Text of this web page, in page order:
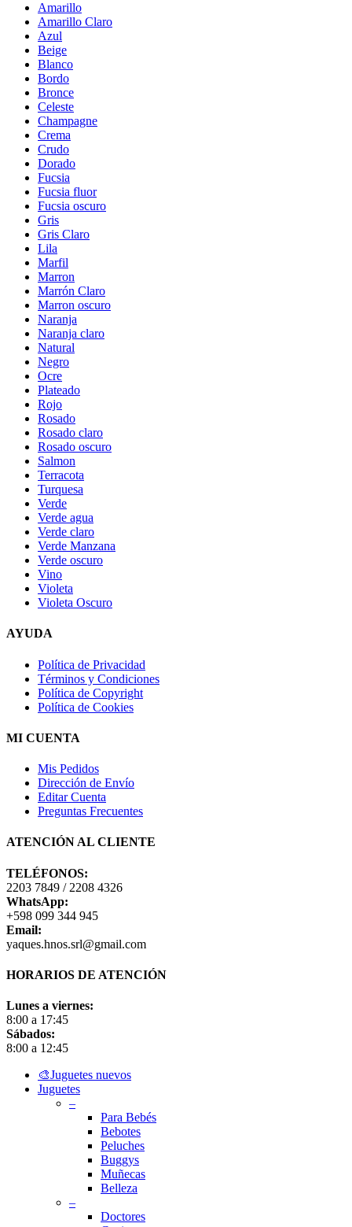
Amarillo
Amarillo Claro
Azul
Beige
Blanco
Bordo
Bronce
Celeste
Champagne
Crema
Crudo
Dorado
Fucsia
Fucsia fluor
Fucsia oscuro
Gris
Gris Claro
Lila
Marfil
Marron
Marrón Claro
Marron oscuro
Naranja
Naranja claro
Natural
Negro
Ocre
Plateado
Rojo
Rosado
Rosado claro
Rosado oscuro
Salmon
Terracota
Turquesa
Verde
Verde agua
Verde claro
Verde Manzana
Verde oscuro
Vino
Violeta
Violeta Oscuro
AYUDA
Política de Privacidad
Términos y Condiciones
Política de Copyright
Política de Cookies
MI CUENTA
Mis Pedidos
Dirección de Envío
Editar Cuenta
Preguntas Frecuentes
ATENCIÓN AL CLIENTE
TELÉFONOS:
2203 7849 / 2208 4326
WhatsApp:
+598 099 344 945
Email:
yaques.hnos.srl@gmail.com
HORARIOS DE ATENCIÓN
Lunes a viernes:
8:00 a 17:45
Sábados:
8:00 a 12:45
Close
Menu
🎨Juguetes nuevos
Juguetes
–
Para Bebés
Bebotes
Peluches
Buggys
Muñecas
Belleza
–
Doctores